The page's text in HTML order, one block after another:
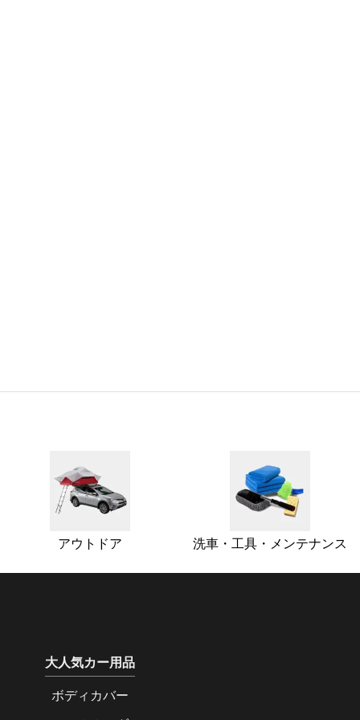
アウトドア 洗車・工具・メンテナンス
大人気カー用品
ボディカバー